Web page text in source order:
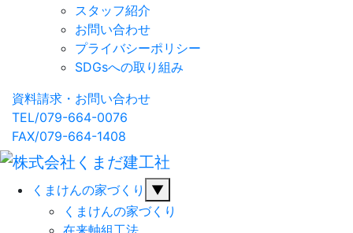
スタッフ紹介
お問い合わせ
プライバシーポリシー
SDGsへの取り組み
資料請求・お問い合わせ
TEL/079-664-0076
FAX/079-664-1408
くまけんの家づくり
▼
くまけんの家づくり